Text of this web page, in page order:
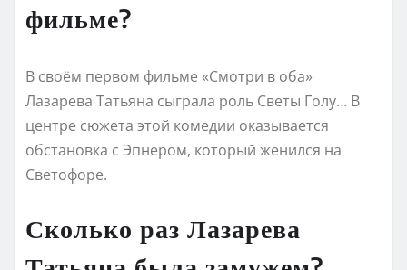
фильме?
В своём первом фильме «Смотри в оба»
Лазарева Татьяна сыграла роль Светы Голу… В
центре сюжета этой комедии оказывается
обстановка с Эпнером, который женился на
Светофоре.
Сколько раз Лазарева